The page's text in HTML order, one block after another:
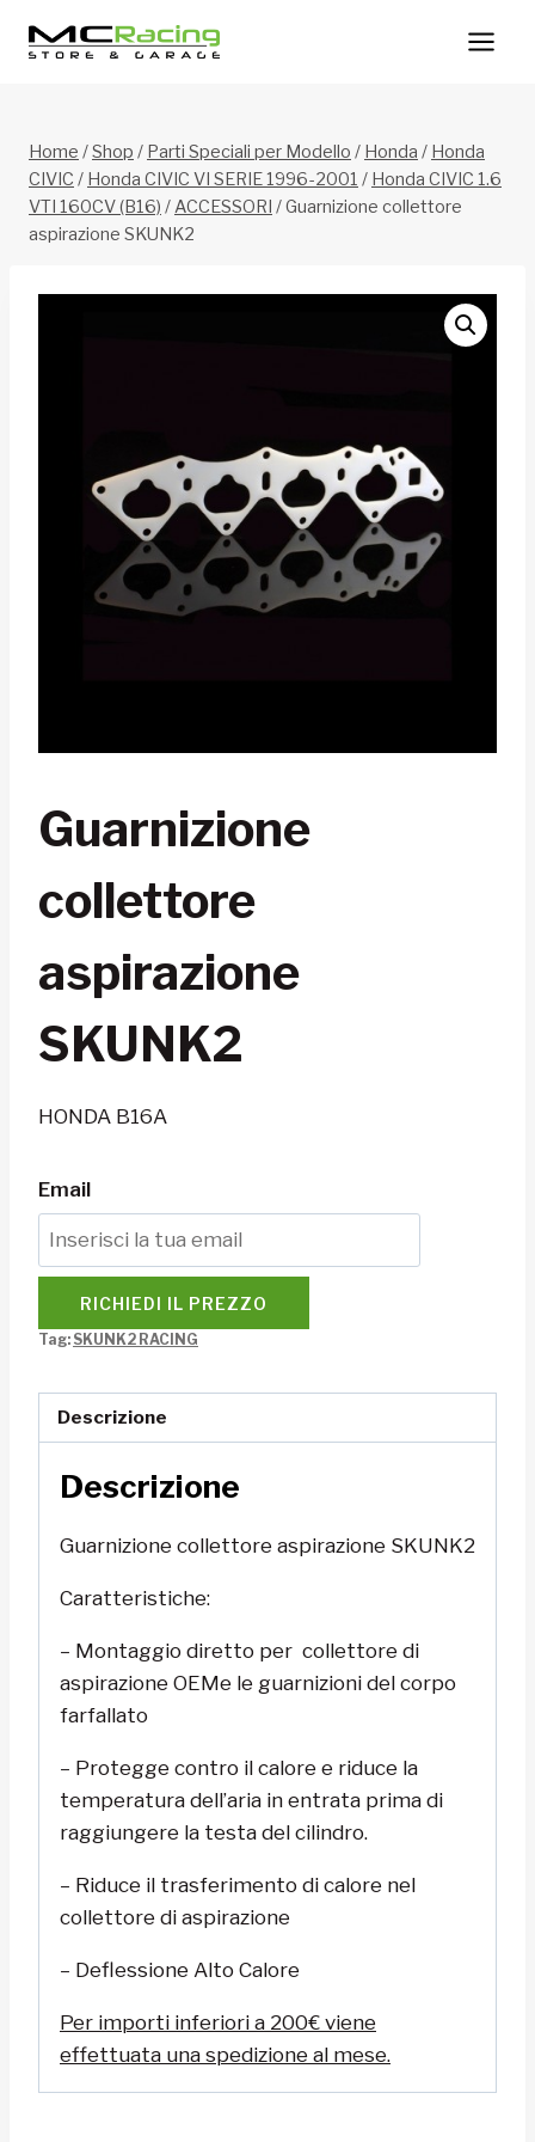
Home /Shop / Parti Speciali per Modello / Honda / Honda
CIVIC / Honda CIVIC VI SERIE 1996-2001 / Honda CIVIC 1.6
VTI 160CV (B16) /ACCESSORI /Guarnizione collettore
aspirazione SKUNK2
Guarnizione
collettore
aspirazione
SKUNK2
HONDA B16A
Email
RICHIEDI IL PREZZO
Tag: SKUNK2 RACING
Descrizione
Descrizione
Guarnizione collettore aspirazione SKUNK2
Caratteristiche:
– Montaggio diretto per collettore di
aspirazione OEMe le guarnizioni del corpo
farfallato
– Protegge contro il calore e riduce la
temperatura dell’aria in entrata prima di
raggiungere la testa del cilindro.
– Riduce il trasferimento di calore nel
collettore di aspirazione
– Deflessione Alto Calore
Per importi inferiori a 200€ viene
effettuata una spedizione al mese.